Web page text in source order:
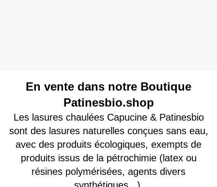
En vente dans notre Boutique
Patinesbio.shop
Les lasures chaulées Capucine & Patinesbio
sont des lasures naturelles conçues sans eau,
avec des produits écologiques, exempts de
produits issus de la pétrochimie (latex ou
résines polymérisées, agents divers